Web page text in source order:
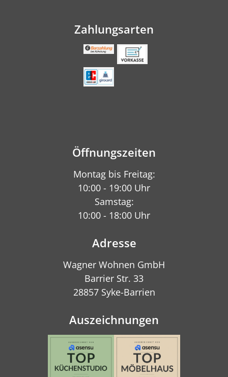
Zahlungsarten
Öffnungszeiten
Montag bis Freitag:
10:00 - 19:00 Uhr
Samstag:
10:00 - 18:00 Uhr
Adresse
Wagner Wohnen GmbH
Barrier Str. 33
28857 Syke-Barrien
Auszeichnungen